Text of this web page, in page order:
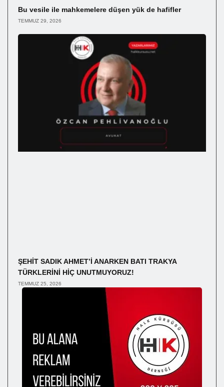
Bu vesile ile mahkemelere düşen yük de hafifler
TEMMUZ 29, 2026
ŞEHİT SADIK AHMET’İ ANARKEN BATI TRAKYA
TÜRKLERİNİ HİÇ UNUTMUYORUZ!
TEMMUZ 25, 2026